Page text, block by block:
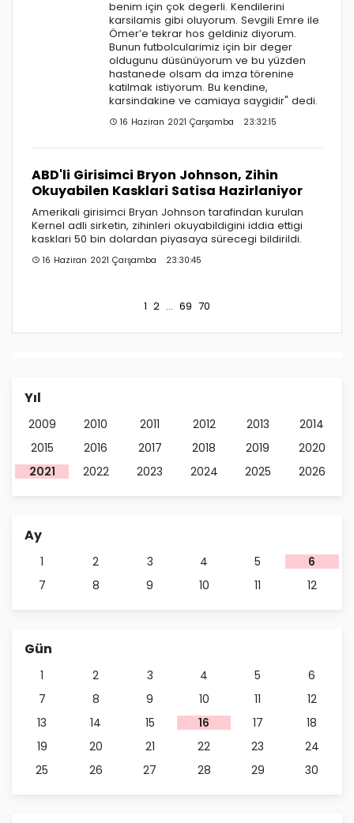
benim için çok degerli. Kendilerini
karsilamis gibi oluyorum. Sevgili Emre ile
Ömer’e tekrar hos geldiniz diyorum.
Bunun futbolcularimiz için bir deger
oldugunu düsünüyorum ve bu yüzden
hastanede olsam da imza törenine
katilmak istiyorum. Bu kendine,
karsindakine ve camiaya saygidir" dedi.
16 Haziran 2021 Çarşamba 23:32:15
ABD'li Girisimci Bryon Johnson, Zihin
Okuyabilen Kasklari Satisa Hazirlaniyor
Amerikali girisimci Bryan Johnson tarafindan kurulan
Kernel adli sirketin, zihinleri okuyabildigini iddia ettigi
kasklari 50 bin dolardan piyasaya sürecegi bildirildi.
16 Haziran 2021 Çarşamba 23:30:45
1 2 ... 69 70
Yıl
2009 2010 2011 2012 2013
2014
2015
2016 2017 2018 2019
2020
2021
2022 2023 2024 2025 2026
Ay
1 2 3 4 5
6
7
8 9 10 11 12
Gün
1 2 3 4 5
6
7
8 9 10 11
12
13
14 15 16 17
18
19
20 21 22 23
24
25
26 27 28 29 30